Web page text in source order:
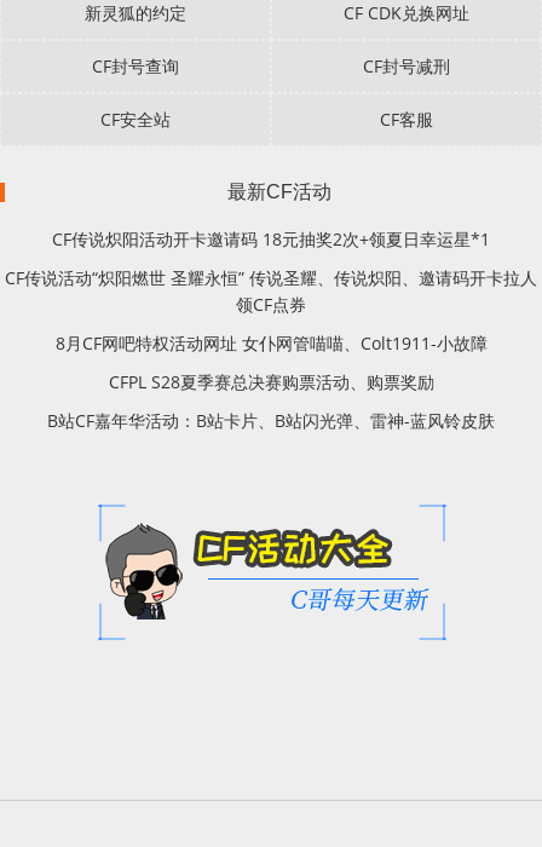
新灵狐的约定 CF CDK兑换网址
CF封号查询 CF封号减刑
CF安全站 CF客服
最新CF活动
CF传说炽阳活动开卡邀请码 18元抽奖2次+领夏日幸运星*1
CF传说活动“炽阳燃世 圣耀永恒” 传说圣耀、传说炽阳、邀请码开卡拉人
领CF点券
8月CF网吧特权活动网址 女仆网管喵喵、Colt1911-小故障
CFPL S28夏季赛总决赛购票活动、购票奖励
B站CF嘉年华活动：B站卡片、B站闪光弹、雷神-蓝风铃皮肤